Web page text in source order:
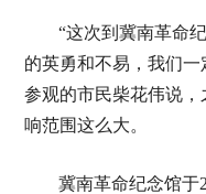
“这次到冀南革命
的英勇和不易，我们
参观的市民柴花伟说
响范围这么大。
冀南革命纪念馆于